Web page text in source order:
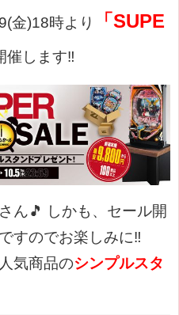
金)18時より
「SUPE
催します‼
ん🎵
しかも、セール開
すのでお楽しみに‼
気商品のシンプルスタ